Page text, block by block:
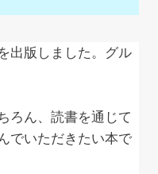
出版しました。グル
ろん、読書を通じて
でいただきたい本で